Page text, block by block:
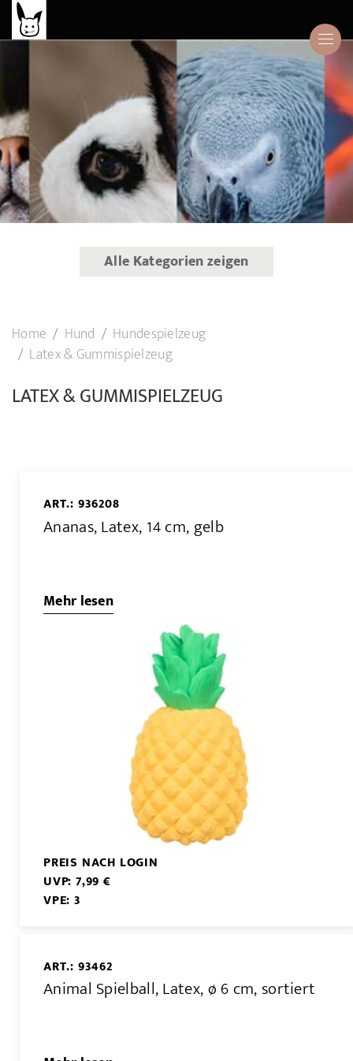
Alle Kategorien zeigen
Home Hund
Hundespielzeug
Latex & Gummispielzeug
LATEX & GUMMISPIELZEUG
ART.: 936208
Ananas, Latex, 14 cm, gelb
Mehr lesen
PREIS NACH LOGIN
UVP: 7,99 €
VPE: 3
ART.: 93462
Animal Spielball, Latex, ø 6 cm, sortiert